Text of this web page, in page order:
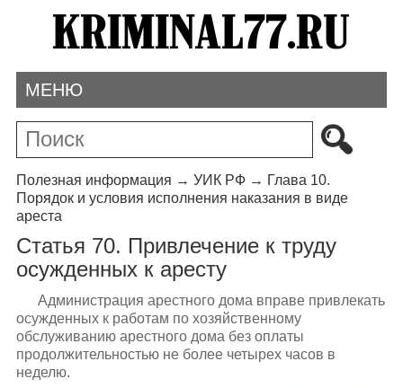
МЕНЮ
Полезная информация → УИК РФ→ Глава 10.
Порядок и условия исполнения наказания в виде
ареста
Статья 70. Привлечение к труду
осужденных к аресту
Администрация арестного дома вправе привлекать
осужденных к работам по хозяйственному
обслуживанию арестного дома без оплаты
продолжительностью не более четырех часов в
неделю.